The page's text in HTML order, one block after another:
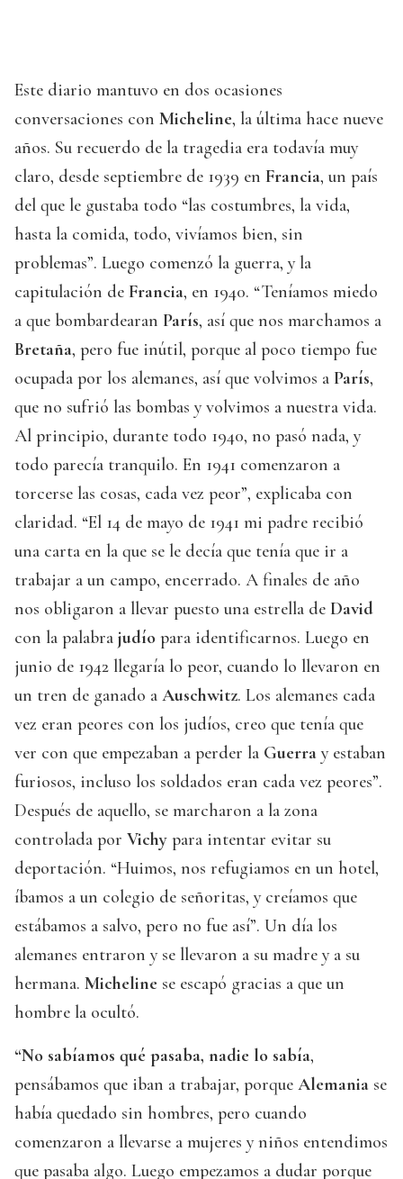
Este diario mantuvo en dos ocasiones
conversaciones con Micheline, la última hace nueve
años. Su recuerdo de la tragedia era todavía muy
claro, desde septiembre de 1939 en Francia, un país
del que le gustaba todo “las costumbres, la vida,
hasta la comida, todo, vivíamos bien, sin
problemas”. Luego comenzó la guerra, y la
capitulación de Francia, en 1940. “Teníamos miedo
a que bombardearan París, así que nos marchamos a
Bretaña, pero fue inútil, porque al poco tiempo fue
ocupada por los alemanes, así que volvimos a París,
que no sufrió las bombas y volvimos a nuestra vida.
Al principio, durante todo 1940, no pasó nada, y
todo parecía tranquilo. En 1941 comenzaron a
torcerse las cosas, cada vez peor”, explicaba con
claridad. “El 14 de mayo de 1941 mi padre recibió
una carta en la que se le decía que tenía que ir a
trabajar a un campo, encerrado. A finales de año
nos obligaron a llevar puesto una estrella de David
con la palabra judío para identificarnos. Luego en
junio de 1942 llegaría lo peor, cuando lo llevaron en
un tren de ganado a Auschwitz. Los alemanes cada
vez eran peores con los judíos, creo que tenía que
ver con que empezaban a perder la Guerra y estaban
furiosos, incluso los soldados eran cada vez peores”.
Después de aquello, se marcharon a la zona
controlada por Vichy para intentar evitar su
deportación. “Huimos, nos refugiamos en un hotel,
íbamos a un colegio de señoritas, y creíamos que
estábamos a salvo, pero no fue así”. Un día los
alemanes entraron y se llevaron a su madre y a su
hermana. Micheline se escapó gracias a que un
hombre la ocultó.
“No sabíamos qué pasaba, nadie lo sabía,
pensábamos que iban a trabajar, porque Alemania se
había quedado sin hombres, pero cuando
comenzaron a llevarse a mujeres y niños entendimos
que pasaba algo. Luego empezamos a dudar porque